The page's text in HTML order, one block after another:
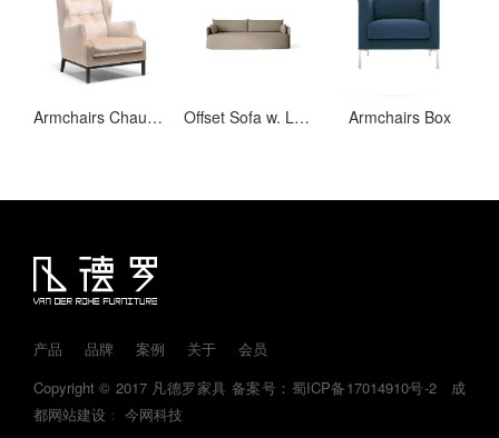
Armchairs Chauffeuse Offset Sofa w. Loose Cover Armchairs Box
产品 品牌 案例 关于
会员
Copyright © 2017 凡德罗家具 备案号：蜀ICP备17014910号-2
成
都网站建设 ： 今网科技